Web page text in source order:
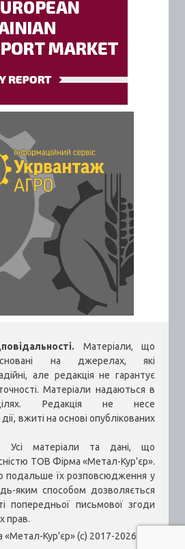
Матеріали, що
на джерелах, які
але редакція не гарантує
Матеріали надаються в
цілях. Редакція не несе
вжиті на основі опублікованих
Усі матеріали та дані, що
ТОВ Фірма «Метал-Кур’єр».
подальше їх розповсюдження у
яким способом дозволяється
попередньої письмової згоди
прав.
Кур’єр» (c) 2017-2026